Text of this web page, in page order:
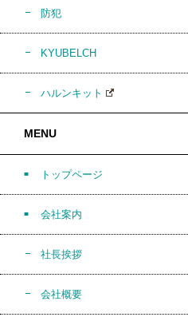
防犯
KYUBELCH
ハルンキット
MENU
トップページ
会社案内
社長挨拶
会社概要